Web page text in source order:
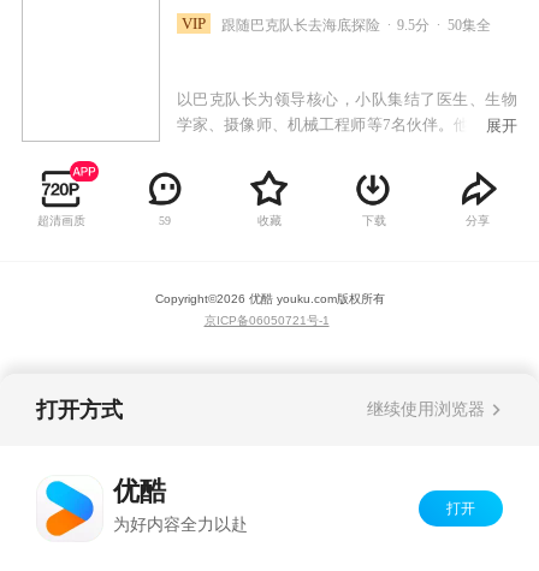
VIP 跟随巴克队长去海底探险 9.5分 50集全
以巴克队长为领导核心，小队集结了医生、生物
学家、摄像师、机械工程师等7名伙伴。他们是一
独一无二的特长，在团队核心巴克队长的带领下
向着未知的海域不断探索前进。精致的画面呈现
与天马星空的想象力，更增添了动画的观赏性与
展开
超清画质 59 收藏 下载 分享
Copyright©2026 优酷 youku.com版权所有
京ICP备06050721号-1
打开方式 继续使用浏览器
优酷
为好内容全力以赴
打开